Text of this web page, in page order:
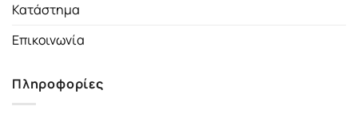
Κατάστημα
Επικοινωνία
Πληροφορίες